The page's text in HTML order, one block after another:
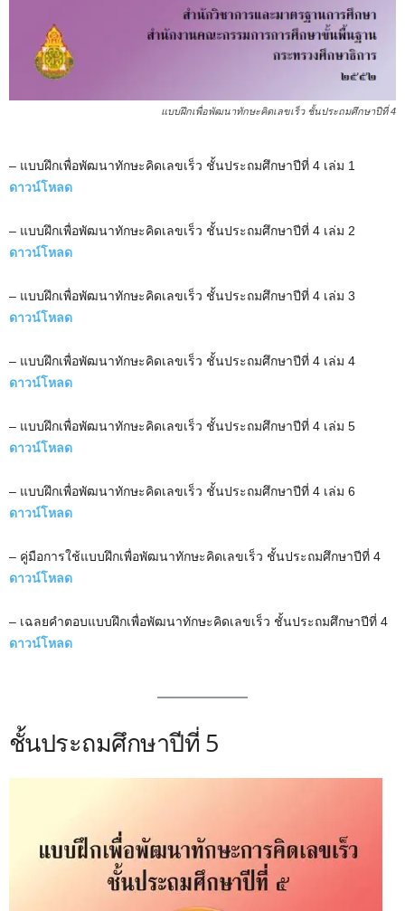
แบบฝึกเพื่อพัฒนาทักษะคิดเลขเร็ว ชั้นประถมศึกษาปีที่ 4
– แบบฝึกเพื่อพัฒนาทักษะคิดเลขเร็ว ชั้นประถมศึกษาปีที่ 4 เล่ม 1
ดาวน์โหลด
– แบบฝึกเพื่อพัฒนาทักษะคิดเลขเร็ว ชั้นประถมศึกษาปีที่ 4 เล่ม 2
ดาวน์โหลด
– แบบฝึกเพื่อพัฒนาทักษะคิดเลขเร็ว ชั้นประถมศึกษาปีที่ 4 เล่ม 3
ดาวน์โหลด
– แบบฝึกเพื่อพัฒนาทักษะคิดเลขเร็ว ชั้นประถมศึกษาปีที่ 4 เล่ม 4
ดาวน์โหลด
– แบบฝึกเพื่อพัฒนาทักษะคิดเลขเร็ว ชั้นประถมศึกษาปีที่ 4 เล่ม 5
ดาวน์โหลด
– แบบฝึกเพื่อพัฒนาทักษะคิดเลขเร็ว ชั้นประถมศึกษาปีที่ 4 เล่ม 6
ดาวน์โหลด
– คู่มือการใช้แบบฝึกเพื่อพัฒนาทักษะคิดเลขเร็ว ชั้นประถมศึกษาปีที่ 4
ดาวน์โหลด
– เฉลยคำตอบแบบฝึกเพื่อพัฒนาทักษะคิดเลขเร็ว ชั้นประถมศึกษาปีที่ 4
ดาวน์โหลด
ชั้นประถมศึกษาปีที่ 5